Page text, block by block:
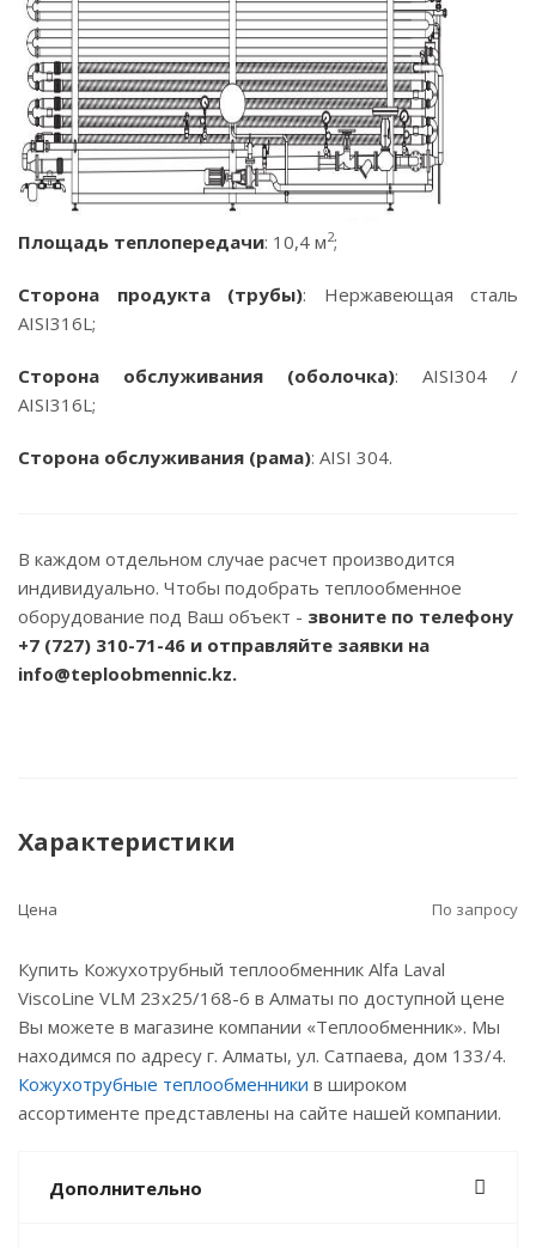
Площадь теплопередачи: 10,4 м2;
Сторона продукта (трубы): Нержавеющая сталь
AISI316L;
Сторона обслуживания (оболочка): AISI304 /
AISI316L;
Сторона обслуживания (рама): AISI 304.
В каждом отдельном случае расчет производится
индивидуально. Чтобы подобрать теплообменное
оборудование под Ваш объект - звоните по телефону
+7 (727) 310-71-46 и отправляйте заявки на
info@teploobmennic.kz.
Характеристики
Цена По запросу
Купить Кожухотрубный теплообменник Alfa Laval
ViscoLine VLM 23x25/168-6 в Алматы по доступной цене
Вы можете в магазине компании «Теплообменник». Мы
находимся по адресу г. Алматы, ул. Сатпаева, дом 133/4.
Кожухотрубные теплообменники в широком
ассортименте представлены на сайте нашей компании.
Дополнительно